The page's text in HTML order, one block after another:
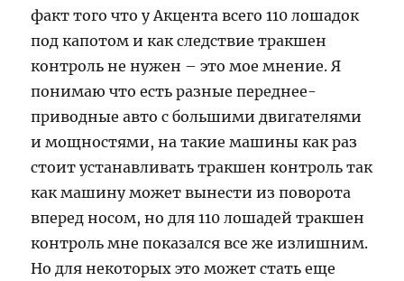
факт того что у Акцента всего 110 лошадок
под капотом и как следствие тракшен
контроль не нужен – это мое мнение. Я
понимаю что есть разные переднее-
приводные авто с большими двигателями
и мощностями, на такие машины как раз
стоит устанавливать тракшен контроль так
как машину может вынести из поворота
вперед носом, но для 110 лошадей тракшен
контроль мне показался все же излишним.
Но для некоторых это может стать еще